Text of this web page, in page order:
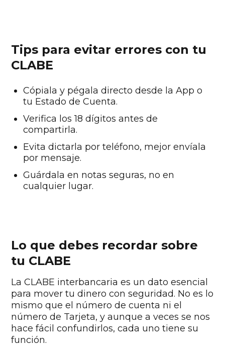
Tips para evitar errores con tu
CLABE
Cópiala y pégala directo desde la App o
tu Estado de Cuenta.
Verifica los 18 dígitos antes de
compartirla.
Evita dictarla por teléfono, mejor envíala
por mensaje.
Guárdala en notas seguras, no en
cualquier lugar.
Lo que debes recordar sobre
tu CLABE
La CLABE interbancaria es un dato esencial
para mover tu dinero con seguridad. No es lo
mismo que el número de cuenta ni el
número de Tarjeta, y aunque a veces se nos
hace fácil confundirlos, cada uno tiene su
función.